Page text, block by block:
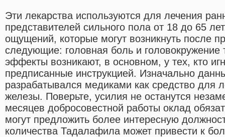
Эти лекарства используются для лечения
представителей сильного пола от 18 до 65
ощущений, которые могут возникнуть после
следующие: головная боль и
эффекты возникают, в основном, у тех, кто
предписанные инструкцией. Изначально
разрабатывался медиками как средство для
железы. Поверьте, усилия не останутся
месяцев добросовестной работы оклад
могут предложить более интересную
количества Тадалафила может привести к